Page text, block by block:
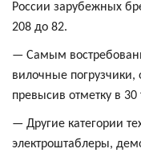
России зарубежных
208 до 82.
— Самым
вилочные
превысив отметку в
— Другие категории
электроштаблеры,